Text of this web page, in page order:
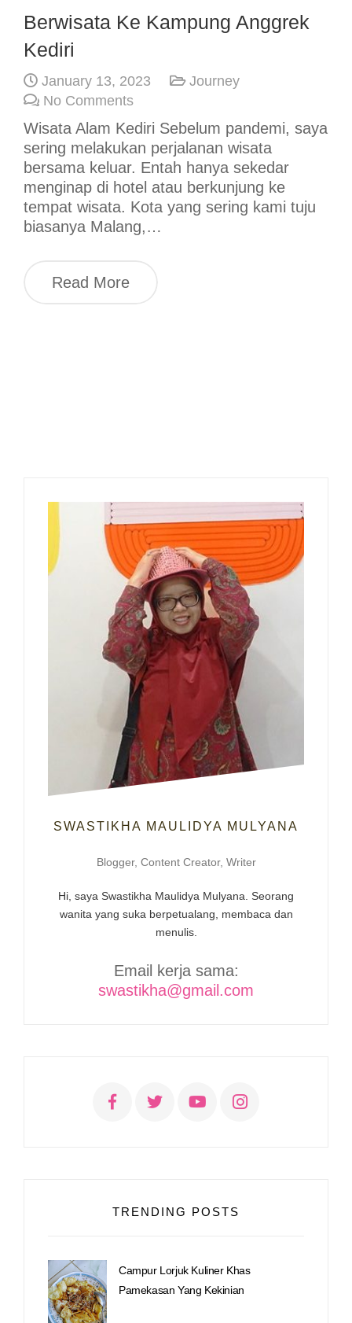
Berwisata Ke Kampung Anggrek
Kediri
January 13, 2023
Journey
No Comments
Wisata Alam Kediri Sebelum pandemi, saya
sering melakukan perjalanan wisata
bersama keluar. Entah hanya sekedar
menginap di hotel atau berkunjung ke
tempat wisata. Kota yang sering kami tuju
biasanya Malang,…
Read More
SWASTIKHA MAULIDYA MULYANA
Blogger, Content Creator, Writer
Hi, saya Swastikha Maulidya Mulyana. Seorang
wanita yang suka berpetualang, membaca dan
menulis.
Email kerja sama:
swastikha@gmail.com
TRENDING POSTS
Campur Lorjuk Kuliner Khas
Pamekasan Yang Kekinian